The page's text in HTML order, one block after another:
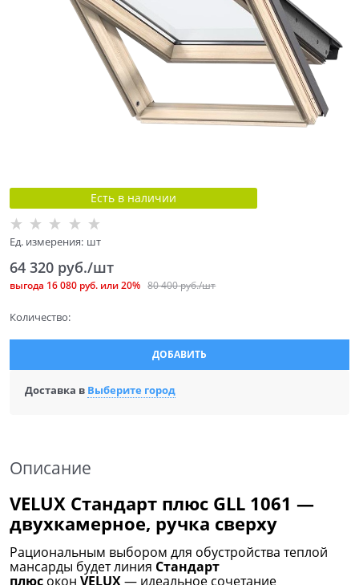
Есть в наличии
Ед. измерения: шт
80 400 руб./шт
64 320 руб./шт
выгода 16 080 руб. или20%
Количество:
ДОБАВИТЬ
Доставка в Выберите город
Описание
VELUX Стандарт плюс GLL 1061 —
двухкамерное, ручка сверху
Рациональным выбором для обустройства теплой
мансарды будет линия Стандарт
плюс окон VELUX— идеальное сочетание